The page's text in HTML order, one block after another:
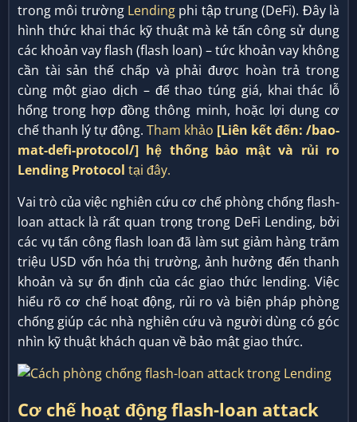
trong môi trường Lending phi tập trung (DeFi). Đây là
hình thức khai thác kỹ thuật mà kẻ tấn công sử dụng
các khoản vay flash (flash loan) – tức khoản vay không
cần tài sản thế chấp và phải được hoàn trả trong
cùng một giao dịch – để thao túng giá, khai thác lỗ
hổng trong hợp đồng thông minh, hoặc lợi dụng cơ
chế thanh lý tự động. Tham khảo [Liên kết đến: /bao-
mat-defi-protocol/] hệ thống bảo mật và rủi ro
Lending Protocol tại đây.
Vai trò của việc nghiên cứu cơ chế phòng chống flash-
loan attack là rất quan trọng trong DeFi Lending, bởi
các vụ tấn công flash loan đã làm sụt giảm hàng trăm
triệu USD vốn hóa thị trường, ảnh hưởng đến thanh
khoản và sự ổn định của các giao thức lending. Việc
hiểu rõ cơ chế hoạt động, rủi ro và biện pháp phòng
chống giúp các nhà nghiên cứu và người dùng có góc
nhìn kỹ thuật khách quan về bảo mật giao thức.
Cơ chế hoạt động flash-loan attack